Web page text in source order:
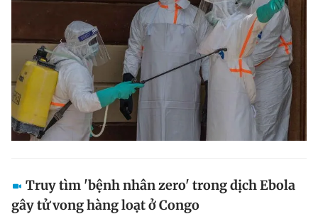
Truy tìm 'bệnh nhân zero' trong dịch Ebola
gây tử vong hàng loạt ở Congo